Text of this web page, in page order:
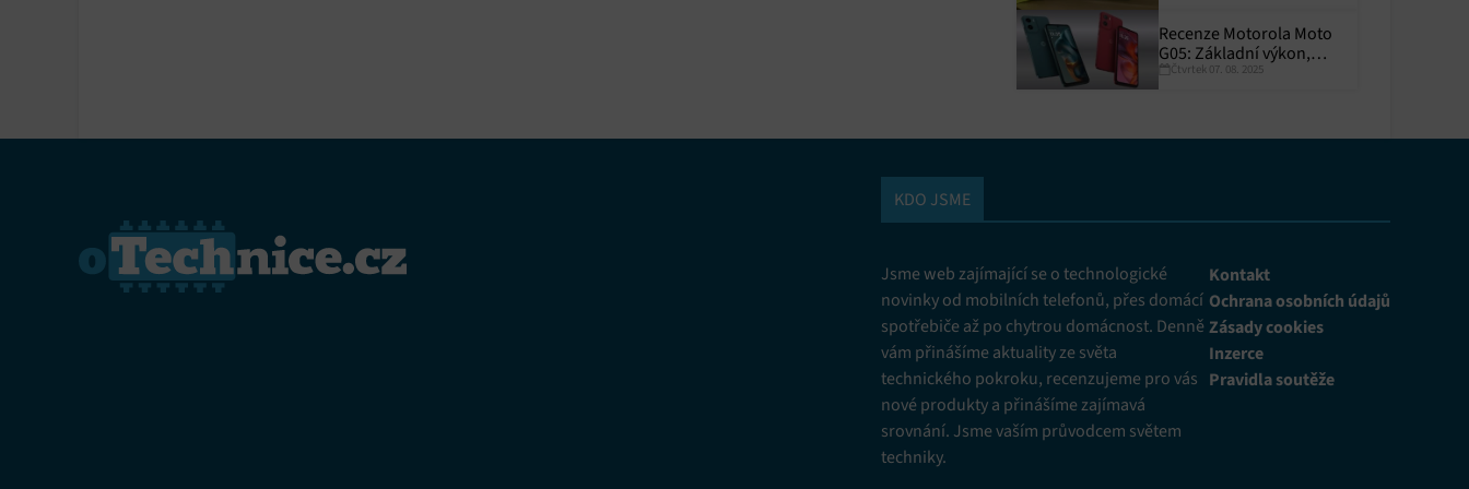
Recenze Motorola Moto
G05: Základní výkon,
skvělá výdrž
Čtvrtek 07. 08. 2025
KDO JSME
Jsme web zajímající se o technologické
novinky od mobilních telefonů, přes domácí
spotřebiče až po chytrou domácnost. Denně
vám přinášíme aktuality ze světa
technického pokroku, recenzujeme pro vás
nové produkty a přinášíme zajímavá
srovnání. Jsme vaším průvodcem světem
techniky.
Kontakt
Ochrana osobních údajů
Zásady cookies
Inzerce
Pravidla soutěže